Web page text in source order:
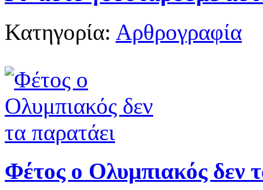
Κατηγορία: Αρθρογραφία
Φέτος ο Ολυμπιακός δεν